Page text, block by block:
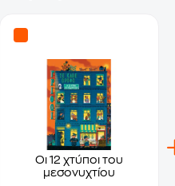
Οι 12 χτύποι του
μεσονυχτίου